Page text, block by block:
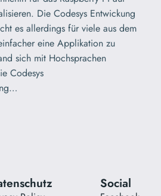
Die Codesys Entwickung
es allerdings für viele aus dem
eine Applikation zu
sich mit Hochsprachen
Codesys
Social